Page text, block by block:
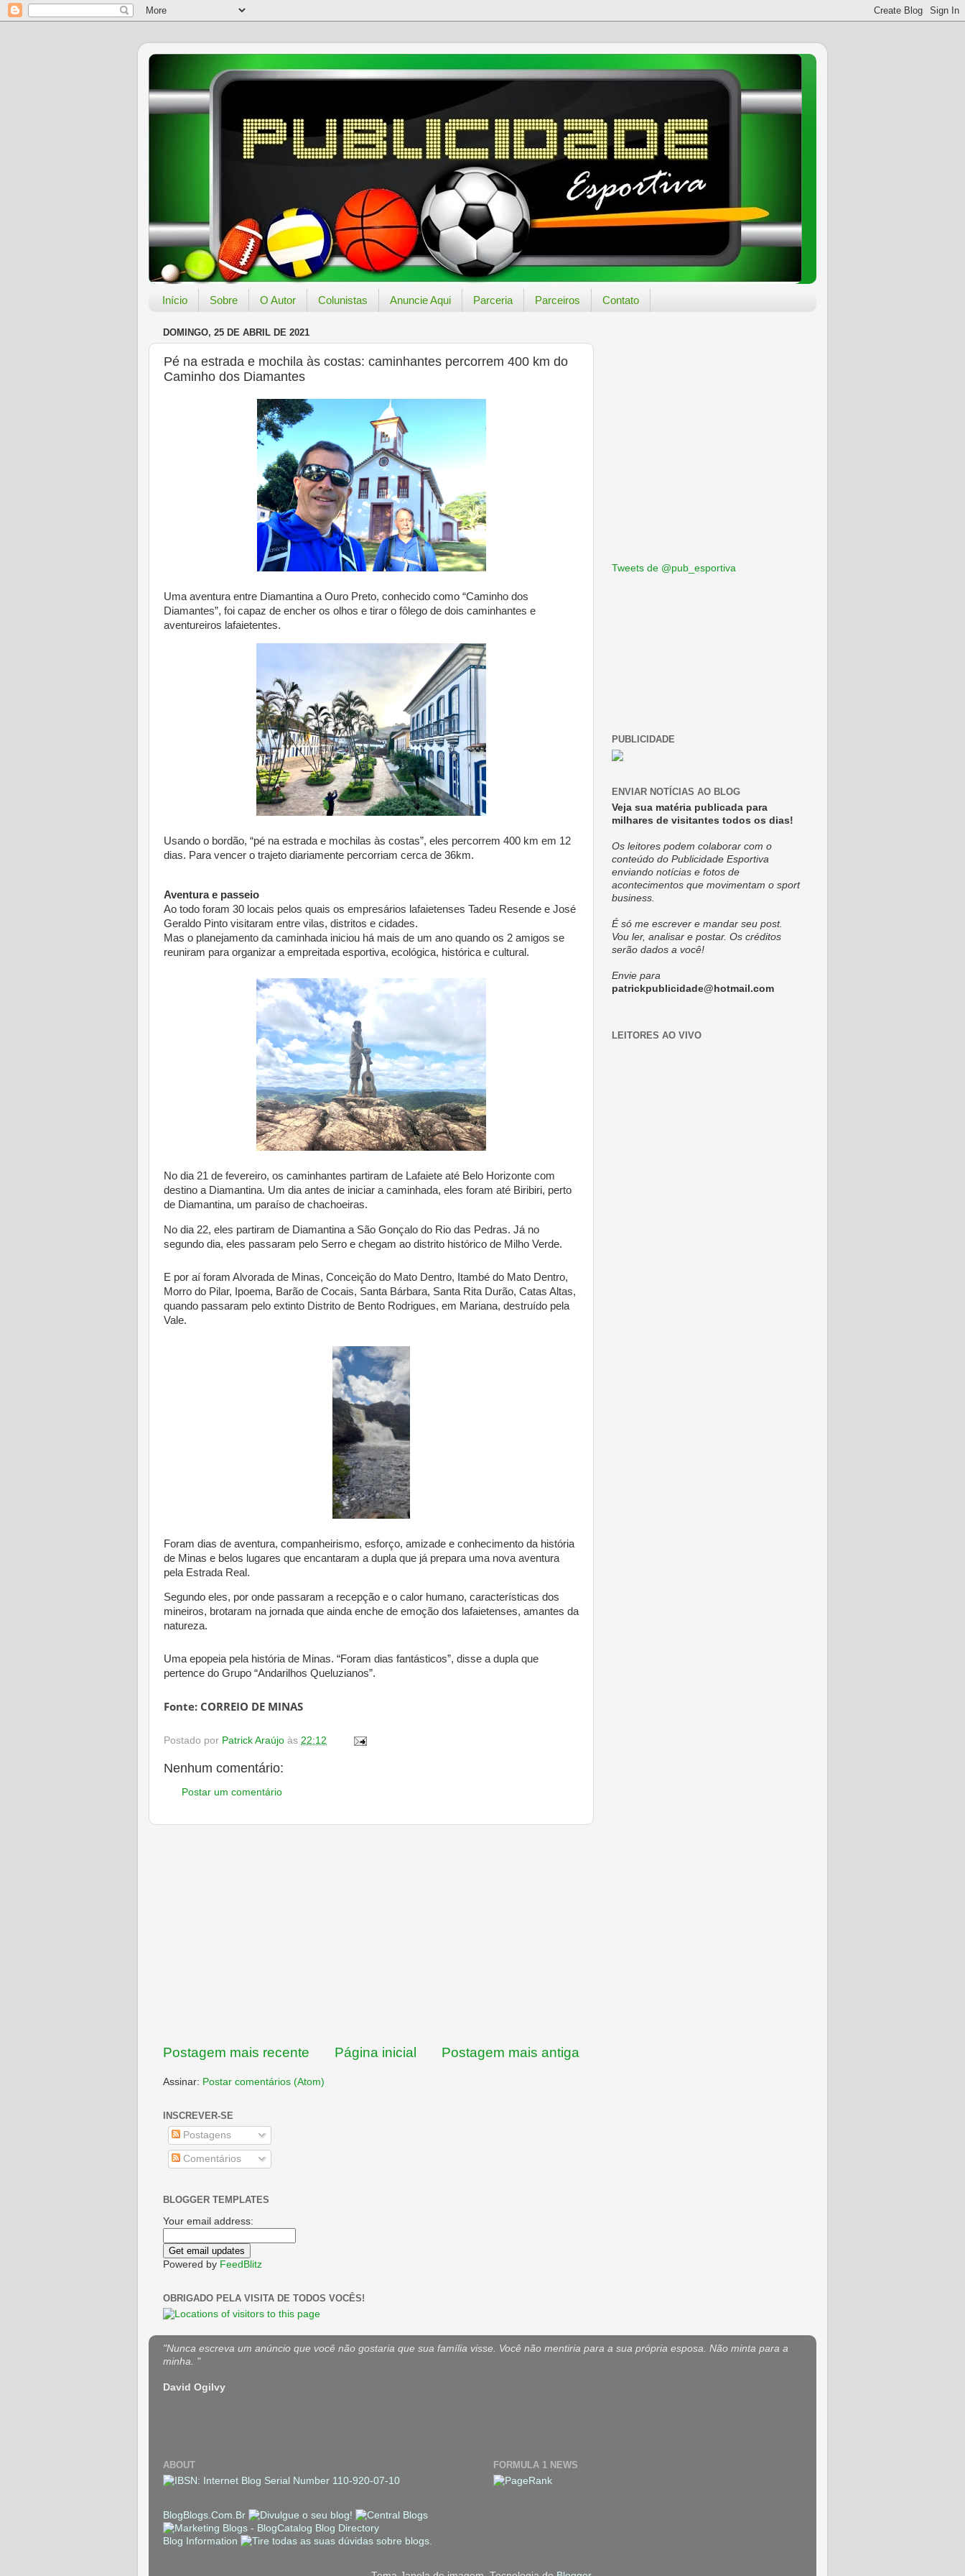
Início Sobre O Autor Colunistas Anuncie Aqui Parceria Parceiros Contato
DOMINGO, 25 DE ABRIL DE 2021
Pé na estrada e mochila às costas: caminhantes percorrem 400 km do
Caminho dos Diamantes
Uma aventura entre Diamantina a Ouro Preto, conhecido como “Caminho dos
Diamantes”, foi capaz de encher os olhos e tirar o fôlego de dois caminhantes e
aventureiros lafaietentes.
Usando o bordão, “pé na estrada e mochilas às costas”, eles percorrem 400 km em 12
dias. Para vencer o trajeto diariamente percorriam cerca de 36km.
Aventura e passeio
Ao todo foram 30 locais pelos quais os empresários lafaietenses Tadeu Resende e José
Geraldo Pinto visitaram entre vilas, distritos e cidades.
Mas o planejamento da caminhada iniciou há mais de um ano quando os 2 amigos se
reuniram para organizar a empreitada esportiva, ecológica, histórica e cultural.
No dia 21 de fevereiro, os caminhantes partiram de Lafaiete até Belo Horizonte com
destino a Diamantina. Um dia antes de iniciar a caminhada, eles foram até Biribiri, perto
de Diamantina, um paraíso de chachoeiras.
No dia 22, eles partiram de Diamantina a São Gonçalo do Rio das Pedras. Já no
segundo dia, eles passaram pelo Serro e chegam ao distrito histórico de Milho Verde.
E por aí foram Alvorada de Minas, Conceição do Mato Dentro, Itambé do Mato Dentro,
Morro do Pilar, Ipoema, Barão de Cocais, Santa Bárbara, Santa Rita Durão, Catas Altas,
quando passaram pelo extinto Distrito de Bento Rodrigues, em Mariana, destruído pela
Vale.
Foram dias de aventura, companheirismo, esforço, amizade e conhecimento da história
de Minas e belos lugares que encantaram a dupla que já prepara uma nova aventura
pela Estrada Real.
Segundo eles, por onde passaram a recepção e o calor humano, características dos
mineiros, brotaram na jornada que ainda enche de emoção dos lafaietenses, amantes da
natureza.
Uma epopeia pela história de Minas. “Foram dias fantásticos”, disse a dupla que
pertence do Grupo “Andarilhos Queluzianos”.
Fonte: CORREIO DE MINAS
Postado por Patrick Araújo às 22:12
Nenhum comentário:
Postar um comentário
Postagem mais recente Postagem mais antiga
Página inicial
Assinar: Postar comentários (Atom)
INSCREVER-SE
Postagens
Comentários
BLOGGER TEMPLATES
Your email address:
Powered by FeedBlitz
OBRIGADO PELA VISITA DE TODOS VOCÊS!
Tweets de @pub_esportiva
PUBLICIDADE
ENVIAR NOTÍCIAS AO BLOG
Veja sua matéria publicada para
milhares de visitantes todos os dias!
Os leitores podem colaborar com o
conteúdo do Publicidade Esportiva
enviando notícias e fotos de
acontecimentos que movimentam o sport
business.
É só me escrever e mandar seu post.
Vou ler, analisar e postar. Os créditos
serão dados a você!
Envie para
patrickpublicidade@hotmail.com
LEITORES AO VIVO
"Nunca escreva um anúncio que você não gostaria que sua família visse. Você não mentiria para a sua própria esposa. Não minta para a
minha. "
David Ogilvy
ABOUT
BlogBlogs.Com.Br
Blog Information
FORMULA 1 NEWS